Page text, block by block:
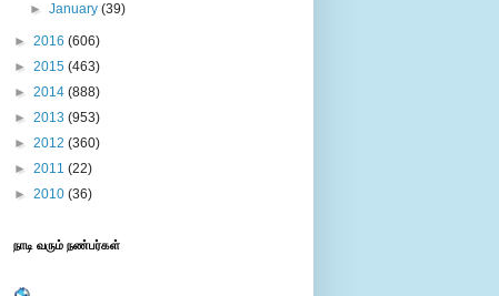
►January(39)
► 2016 (606)
► 2015 (463)
► 2014 (888)
► 2013 (953)
► 2012 (360)
► 2011 (22)
► 2010 (36)
நாடி வரும் நண்பர்கள்